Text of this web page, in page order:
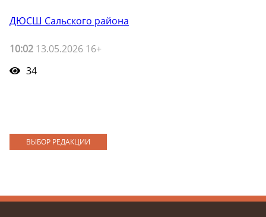
ДЮСШ Сальского района
10:02 13.05.2026 16+
34
ВЫБОР РЕДАКЦИИ